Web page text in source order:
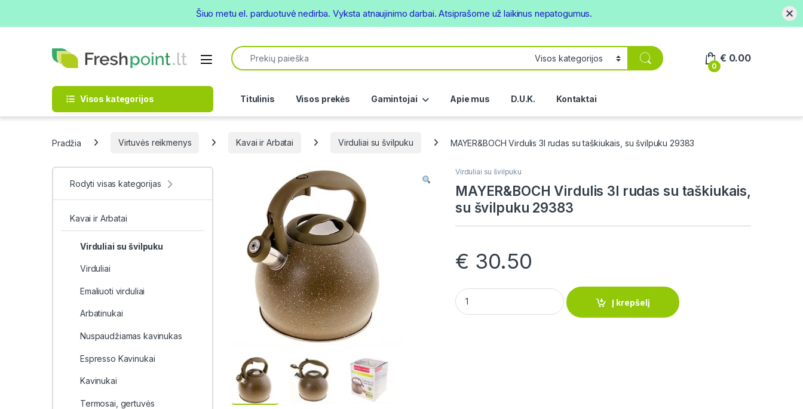
Open
Search for:
0
€ 0.00
Visos kategorijos Titulinis Visos prekės Gamintojai Apie mus D.U.K. Kontaktai
Pradžia Virtuvės reikmenys Kavai ir Arbatai Virduliai su švilpuku MAYER&BOCH Virdulis 3l rudas su taškiukais, su švilpuku 29383
Virduliai su švilpuku
MAYER&BOCH Virdulis 3l rudas su taškiukais,
su švilpuku 29383
€ 30.50
MAYER&BOCH Virdulis 3l rudas su taškiukais, su švilpuku 29383 quantity
Į krepšelį
Rodyti visas kategorijas
Kavai ir Arbatai
Virduliai su švilpuku
Virduliai
Emaliuoti virduliai
Arbatinukai
Nuspaudžiamas kavinukas
Espresso Kavinukai
Kavinukai
Termosai, gertuvės
Šiuo metu el. parduotuvė nedirba. Vyksta atnaujinimo darbai. Atsiprašome už laikinus nepatogumus.